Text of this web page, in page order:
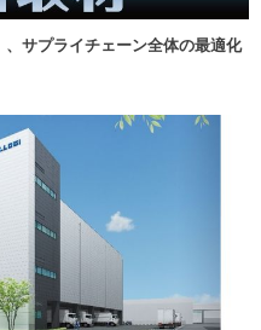
、サプライチェーン全体の最適化